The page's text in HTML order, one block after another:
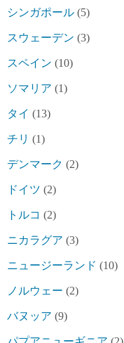
シンガポール (5)
スウェーデン (3)
スペイン (10)
ソマリア (1)
タイ (13)
チリ (1)
デンマーク (2)
ドイツ (2)
トルコ (2)
ニカラグア (3)
ニュージーランド (10)
ノルウェー (2)
バヌッア (9)